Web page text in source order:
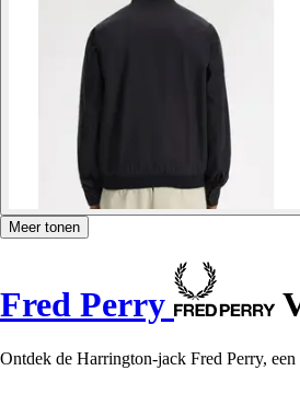
Meer tonen
Fred Perry
Ontdek de Harrington-jack Fred Perry,